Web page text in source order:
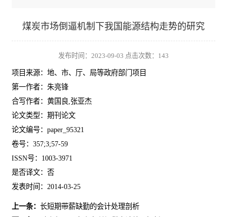
煤炭市场倒逼机制下我国能源结构走势的研究
发布时间：2023-09-03 点击次数： 143
项目来源：地、市、厅、局等政府部门项目
第一作者：朱亮锋
合写作者：黄国良,张亚杰
论文类型：期刊论文
论文编号：paper_95321
卷号：357;3;57-59
ISSN号：1003-3971
是否译文：否
发表时间：2014-03-25
上一条： 长短期带薪缺勤的会计处理剖析